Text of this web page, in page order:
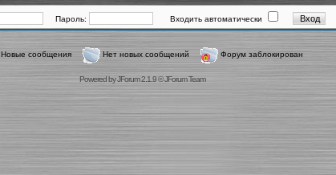
Пароль: Входить автоматически
Новые сообщения Нет новых сообщений Форум заблокирован
Powered byJForum 2.1.9©JForum Team